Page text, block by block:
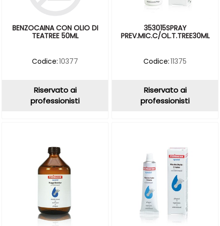
BENZOCAINA CON OLIO DI
TEATREE 50ML
Codice:10377
Riservato ai
professionisti
353015SPRAY
PREV.MIC.C/OL.T.TREE30ML
Codice:11375
Riservato ai
professionisti